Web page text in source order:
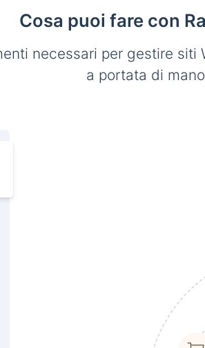
Cosa puoi fare con
necessari per gestire siti
a portata di